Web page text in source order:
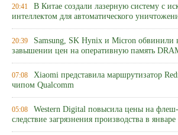
20:41 В Китае создали лазерную систему с
интеллектом для автоматического
20:39 Samsung, SK Hynix и Micron обвинили
завышении цен на оперативную память
07:08 Xiaomi представила маршрутизатор
чипом Qualcomm
05:08 Western Digital повысила цены на
следствие загрязнения производства в январе